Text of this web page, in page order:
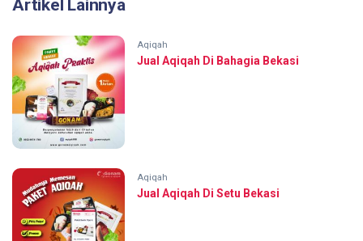
Artikel Lainnya
Aqiqah
Jual Aqiqah Di Bahagia Bekasi
Aqiqah
Jual Aqiqah Di Setu Bekasi